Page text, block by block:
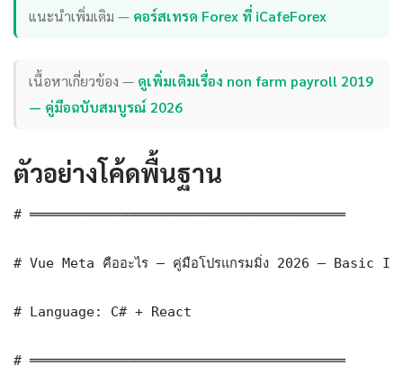
แนะนำเพิ่มเติม — คอร์สเทรด Forex ที่ iCafeForex
เนื้อหาเกี่ยวข้อง — ดูเพิ่มเติมเรื่อง non farm payroll 2019
— คู่มือฉบับสมบูรณ์ 2026
ตัวอย่างโค้ดพื้นฐาน
# ═══════════════════════════════════════
# Vue Meta คืออะไร — คู่มือโปรแกรมมิ่ง 2026 — Basic
# Language: C# + React
# ═══════════════════════════════════════